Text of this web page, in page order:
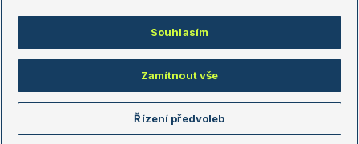
Copyright © 2008-2026 TenisPortal.cz. Využíváme zpravodajství ČTK.
Souhlasím
Zamítnout vše
Řízení předvoleb